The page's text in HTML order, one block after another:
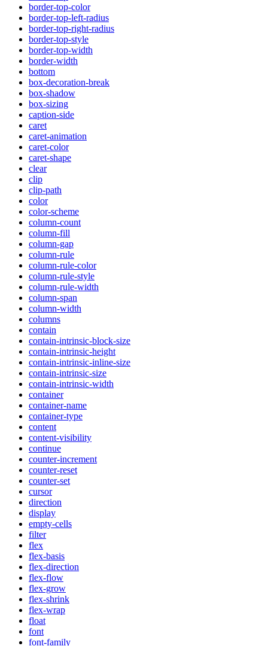
border-top-color
border-top-left-radius
border-top-right-radius
border-top-style
border-top-width
border-width
bottom
box-decoration-break
box-shadow
box-sizing
caption-side
caret
caret-animation
caret-color
caret-shape
clear
clip
clip-path
color
color-scheme
column-count
column-fill
column-gap
column-rule
column-rule-color
column-rule-style
column-rule-width
column-span
column-width
columns
contain
contain-intrinsic-block-size
contain-intrinsic-height
contain-intrinsic-inline-size
contain-intrinsic-size
contain-intrinsic-width
container
container-name
container-type
content
content-visibility
continue
counter-increment
counter-reset
counter-set
cursor
direction
display
empty-cells
filter
flex
flex-basis
flex-direction
flex-flow
flex-grow
flex-shrink
flex-wrap
float
font
font-family